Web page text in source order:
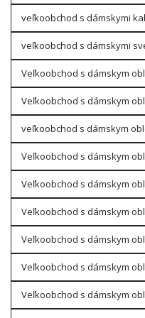
veľkoobchod s dámskymi
veľkoobchod s dámskymi
Veľkoobchod s dámskym
Veľkoobchod s dámskym
veľkoobchod s dámskym
Veľkoobchod s dámskym
Veľkoobchod s dámskym
Veľkoobchod s dámskym
Veľkoobchod s dámskym
Veľkoobchod s dámskym
Veľkoobchod s dámskym